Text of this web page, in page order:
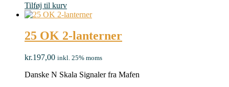
Tilføj til kurv
25 OK 2-lanterner
kr.197,00 inkl. 25% moms
Danske N Skala Signaler fra Mafen